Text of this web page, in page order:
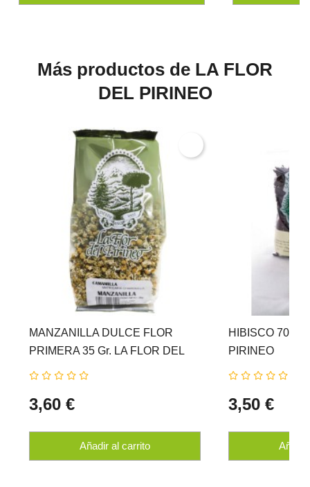
Más productos de LA FLOR
DEL PIRINEO
MANZANILLA DULCE FLOR
PRIMERA 35 Gr. LA FLOR DEL
PIRINEO
3,60 €
Añadir al carrito
HIBISCO 70
PIRINEO
3,50 €